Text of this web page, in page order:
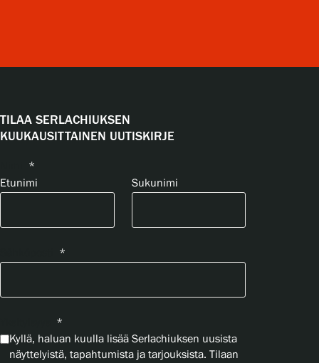
TILAA SERLACHIUKSEN
KUUKAUSITTAINEN UUTISKIRJE
*
Etunimi
Sukunimi
*
*
Kyllä, haluan kuulla lisää Serlachiuksen uusista
näyttelyistä, tapahtumista ja tarjouksista. Tilaan